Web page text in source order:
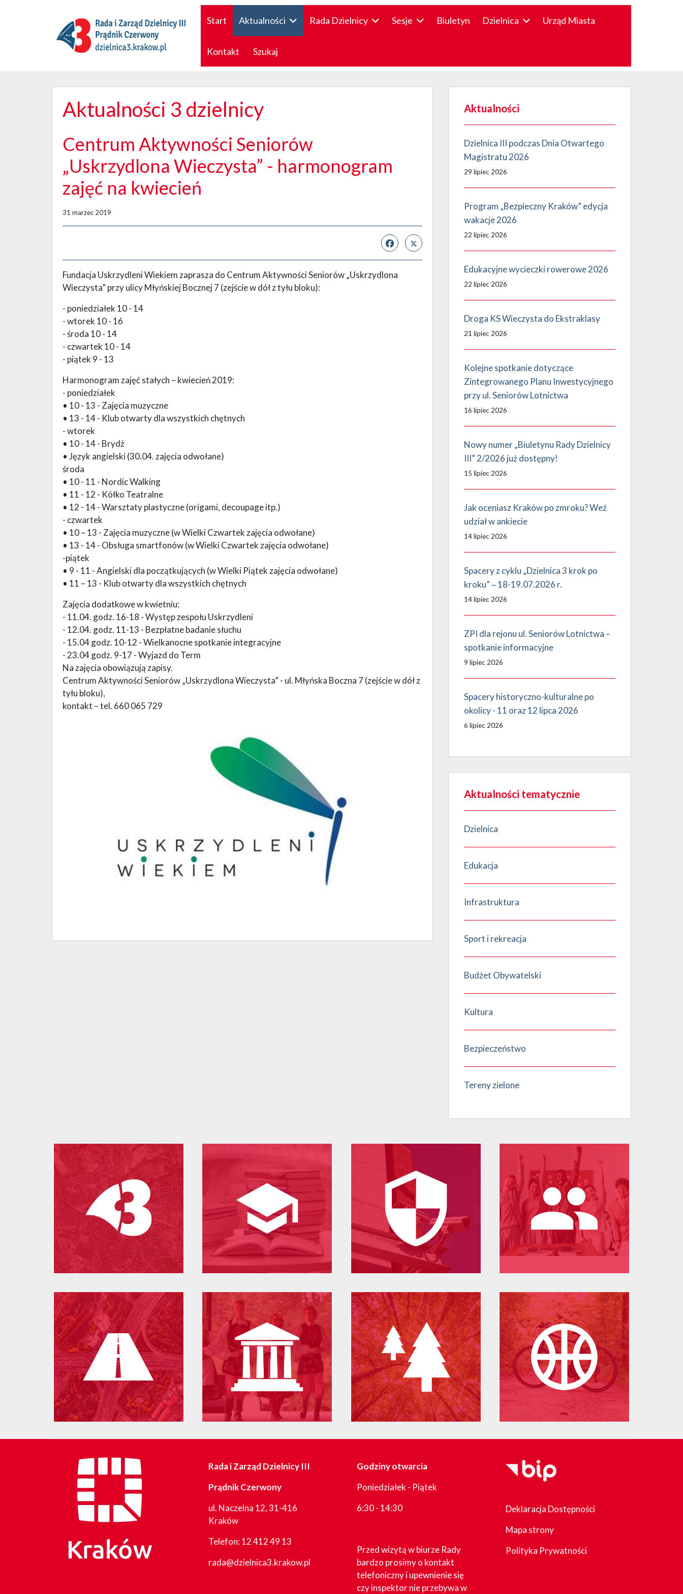
Start Aktualności Rada Dzielnicy Sesje Biuletyn Dzielnica Urząd Miasta
Kontakt Szukaj
Aktualności 3 dzielnicy
Centrum Aktywności Seniorów
„Uskrzydlona Wieczysta” - harmonogram
zajęć na kwiecień
31 marzec 2019
Fundacja Uskrzydleni Wiekiem zaprasza do Centrum Aktywności Seniorów „Uskrzydlona
Wieczysta” przy ulicy Młyńskiej Bocznej 7 (zejście w dół z tyłu bloku):
- poniedziałek 10 - 14
- wtorek 10 - 16
- środa 10 - 14
- czwartek 10 - 14
- piątek 9 - 13
Harmonogram zajęć stałych – kwiecień 2019:
- poniedziałek
• 10 - 13 - Zajęcia muzyczne
• 13 - 14 - Klub otwarty dla wszystkich chętnych
- wtorek
• 10 - 14 - Brydż
• Język angielski (30.04. zajęcia odwołane)
środa
• 10 - 11 - Nordic Walking
• 11 - 12 - Kółko Teatralne
• 12 - 14 - Warsztaty plastyczne (origami, decoupage itp.)
- czwartek
• 10 – 13 - Zajęcia muzyczne (w Wielki Czwartek zajęcia odwołane)
• 13 - 14 - Obsługa smartfonów (w Wielki Czwartek zajęcia odwołane)
-piątek
• 9 - 11 - Angielski dla początkujących (w Wielki Piątek zajęcia odwołane)
• 11 – 13 - Klub otwarty dla wszystkich chętnych
Zajęcia dodatkowe w kwietniu:
- 11.04. godz. 16-18 - Występ zespołu Uskrzydleni
- 12.04. godz. 11-13 - Bezpłatne badanie słuchu
- 15.04 godz. 10-12 - Wielkanocne spotkanie integracyjne
- 23.04 godz. 9-17 - Wyjazd do Term
Na zajęcia obowiązują zapisy.
Centrum Aktywności Seniorów „Uskrzydlona Wieczysta” - ul. Młyńska Boczna 7 (zejście w dół z
tyłu bloku),
kontakt – tel. 660 065 729
Aktualności
Dzielnica III podczas Dnia Otwartego
Magistratu 2026
29 lipiec 2026
Program „Bezpieczny Kraków” edycja
wakacje 2026
22 lipiec 2026
Edukacyjne wycieczki rowerowe 2026
22 lipiec 2026
Droga KS Wieczysta do Ekstraklasy
21 lipiec 2026
Kolejne spotkanie dotyczące
Zintegrowanego Planu Inwestycyjnego
przy ul. Seniorów Lotnictwa
16 lipiec 2026
Nowy numer „Biuletynu Rady Dzielnicy
III” 2/2026 już dostępny!
15 lipiec 2026
Jak oceniasz Kraków po zmroku? Weź
udział w ankiecie
14 lipiec 2026
Spacery z cyklu „Dzielnica 3 krok po
kroku” ‒ 18-19.07.2026 r.
14 lipiec 2026
ZPI dla rejonu ul. Seniorów Lotnictwa –
spotkanie informacyjne
9 lipiec 2026
Spacery historyczno-kulturalne po
okolicy - 11 oraz 12 lipca 2026
6 lipiec 2026
Aktualności tematycznie
Dzielnica
Edukacja
Infrastruktura
Sport i rekreacja
Budżet Obywatelski
Kultura
Bezpieczeństwo
Tereny zielone
Rada i Zarząd Dzielnicy III
Prądnik Czerwony
ul. Naczelna 12, 31-416
Kraków
Telefon:12 412 49 13
rada@dzielnica3.krakow.pl
Godziny otwarcia
Poniedziałek - Piątek
6:30 - 14:30
Przed wizytą w biurze Rady
bardzo prosimy o kontakt
telefoniczny i upewnienie się
czy inspektor nie przebywa w
Deklaracja Dostępności
Mapa strony
Polityka Prywatności